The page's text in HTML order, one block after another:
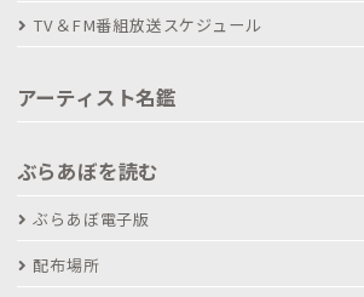
TV＆FM番組放送スケジュール
アーティスト名鑑
ぶらあぼを読む
ぶらあぼ電子版
配布場所